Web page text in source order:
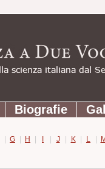
Biografie
| G | H | I | J | K | L |